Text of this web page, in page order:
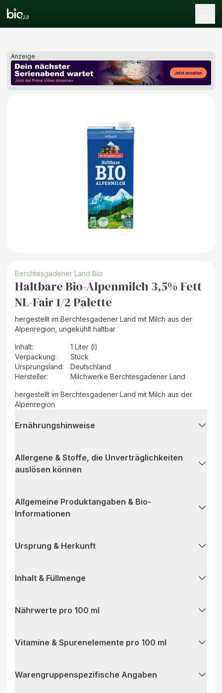
Anzeige
Berchtesgadener Land Bio
Haltbare Bio-Alpenmilch 3,5% Fett
NL-Fair 1/2 Palette
hergestellt im Berchtesgadener Land mit Milch aus der
Alpenregion, ungekühlt haltbar
Inhalt:
1 Liter (l)
Verpackung:
Stück
Ursprungsland:
Deutschland
Hersteller: Milchwerke Berchtesgadener Land
hergestellt im Berchtesgadener Land mit Milch aus der
Alpenregion
Ernährungshinweise
Allergene & Stoffe, die Unverträglichkeiten
auslösen können
Allgemeine Produktangaben & Bio-
Informationen
Ursprung & Herkunft
Inhalt & Füllmenge
Nährwerte pro 100 ml
Vitamine & Spurenelemente pro 100 ml
Warengruppenspezifische Angaben